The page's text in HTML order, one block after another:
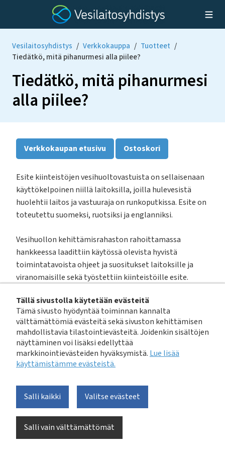
Tällä sivustolla käytetään evästeitä
Tämä sivusto hyödyntää toiminnan kannalta
välttämättömiä evästeitä sekä sivuston kehittämisen
mahdollistavia tilastointievästeitä. Joidenkin sisältöjen
näyttäminen voi lisäksi edellyttää
markkinointievästeiden hyväksymistä. Lue lisää
käyttämistämme evästeistä.​​​​​​
Salli kaikki
Salli vain välttämättömät
Valitse evästeet
Vesilaitosyhdistys / Verkkokauppa / Tuotteet /
Tiedätkö, mitä pihanurmesi alla piilee?
Tiedätkö, mitä pihanurmesi
alla piilee?
Verkkokaupan etusivu Ostoskori
Esite kiinteistöjen vesihuoltovastuista on sellaisenaan
käyttökelpoinen niillä laitoksilla, joilla hulevesistä
huolehtii laitos ja vastuuraja on runkoputkissa. Esite on
toteutettu suomeksi, ruotsiksi ja englanniksi.
Vesihuollon kehittämisrahaston rahoittamassa
hankkeessa laadittiin käytössä olevista hyvistä
toimintatavoista ohjeet ja suositukset laitoksille ja
viranomaisille sekä työstettiin kiinteistöille esite.
Kiinteistöjen tonttivesijohtojen ja -viemäreiden
saneeraus -julkaisu pdf-julkaisu on julkaistu 2018.
Avainsanat: aluesaneeraus, hallintopakkomenettely,
suunnittelu, tutkimus, vastuuraja, velvoitteet,
vesijohto, vesilaitos, viemäri, viestintä